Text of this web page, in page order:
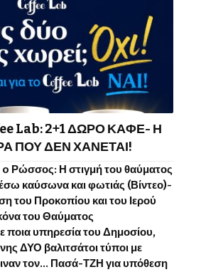
Lab: 2+1 ΔΩΡΟ ΚΑΦΕ- Η
ΠΟΥ ΔΕΝ ΧΑΝΕΤΑΙ!
Ρώσσος: Η στιγμή του θαύματος
καύσωνα και φωτιάς (Βίντεο)-
του Προκοπίου και του Ιερού
του Θαύματος
ποια υπηρεσία του Δημοσίου,
ΔΥΟ βαλιτσάτοι τύποι με
τον… Πασά-ΤΖΗ για υπόθεση